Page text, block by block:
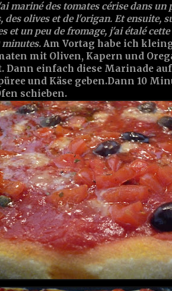
mariné des tomates cérise dans un
des olives et de l'origan. Et ensuite,
et un peu de fromage, j'ai étalé
minutes. Am Vortag habe ich
mit Oliven, Kapern und
Dann einfach diese Marinade
und Käse geben.Dann 10
schieben.